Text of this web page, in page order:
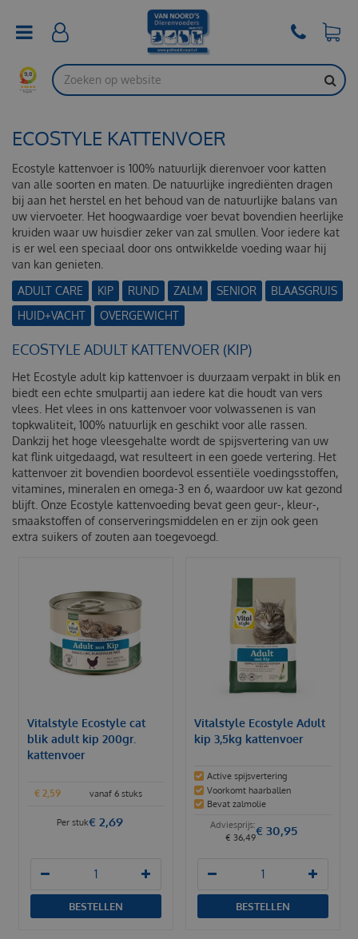
ECOSTYLE KATTENVOER
Ecostyle kattenvoer is 100% natuurlijk dierenvoer voor katten
van alle soorten en maten. De natuurlijke ingrediënten dragen
bij aan het herstel en het behoud van de natuurlijke balans van
uw viervoeter. Het hoogwaardige voer bevat bovendien heerlijke
kruiden waar uw huisdier zeker van zal smullen. Voor iedere kat
is er wel een speciaal door ons ontwikkelde voeding waar hij
van kan genieten.
ADULT CARE
KIP RUND ZALM SENIOR
BLAASGRUIS
HUID+VACHT
OVERGEWICHT
ECOSTYLE ADULT KATTENVOER (KIP)
Het Ecostyle adult kip kattenvoer is duurzaam verpakt in blik en
biedt een echte smulpartij aan iedere kat die houdt van vers
vlees. Het vlees in ons kattenvoer voor volwassenen is van
topkwaliteit, 100% natuurlijk en geschikt voor alle rassen.
Dankzij het hoge vleesgehalte wordt de spijsvertering van uw
kat flink uitgedaagd, wat resulteert in een goede vertering. Het
kattenvoer zit bovendien boordevol essentiële voedingsstoffen,
vitamines, mineralen en omega-3 en 6, waardoor uw kat gezond
blijft. Onze Ecostyle kattenvoeding bevat geen geur-, kleur-,
smaakstoffen of conserveringsmiddelen en er zijn ook geen
extra suikers of zouten aan toegevoegd.
Vitalstyle Ecostyle cat
blik adult kip 200gr.
kattenvoer
vanaf 6 stuks
€ 2,59
€ 2,69
Per stuk
BESTELLEN
Vitalstyle Ecostyle Adult
kip 3,5kg kattenvoer
Active spijsvertering
Voorkomt haarballen
Bevat zalmolie
€ 36,49€ 30,95
BESTELLEN